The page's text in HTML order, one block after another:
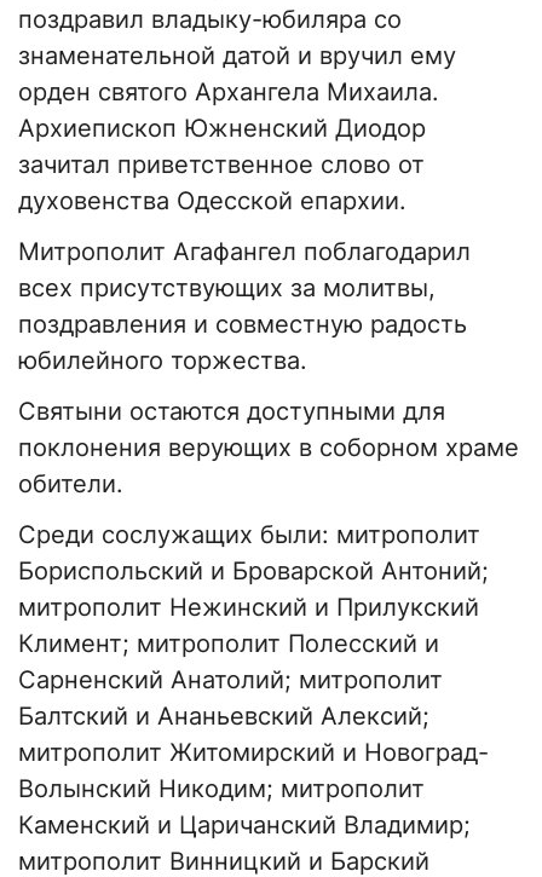
поздравил владыку-юбиляра со
знаменательной датой и вручил ему
орден святого Архангела Михаила.
Архиепископ Южненский Диодор
зачитал приветственное слово от
духовенства Одесской епархии.
Митрополит Агафангел поблагодарил
всех присутствующих за молитвы,
поздравления и совместную радость
юбилейного торжества.
Святыни остаются доступными для
поклонения верующих в соборном храме
обители.
Среди сослужащих были: митрополит
Бориспольский и Броварской Антоний;
митрополит Нежинский и Прилукский
Климент; митрополит Полесский и
Сарненский Анатолий; митрополит
Балтский и Ананьевский Алексий;
митрополит Житомирский и Новоград-
Волынский Никодим; митрополит
Каменский и Царичанский Владимир;
митрополит Винницкий и Барский